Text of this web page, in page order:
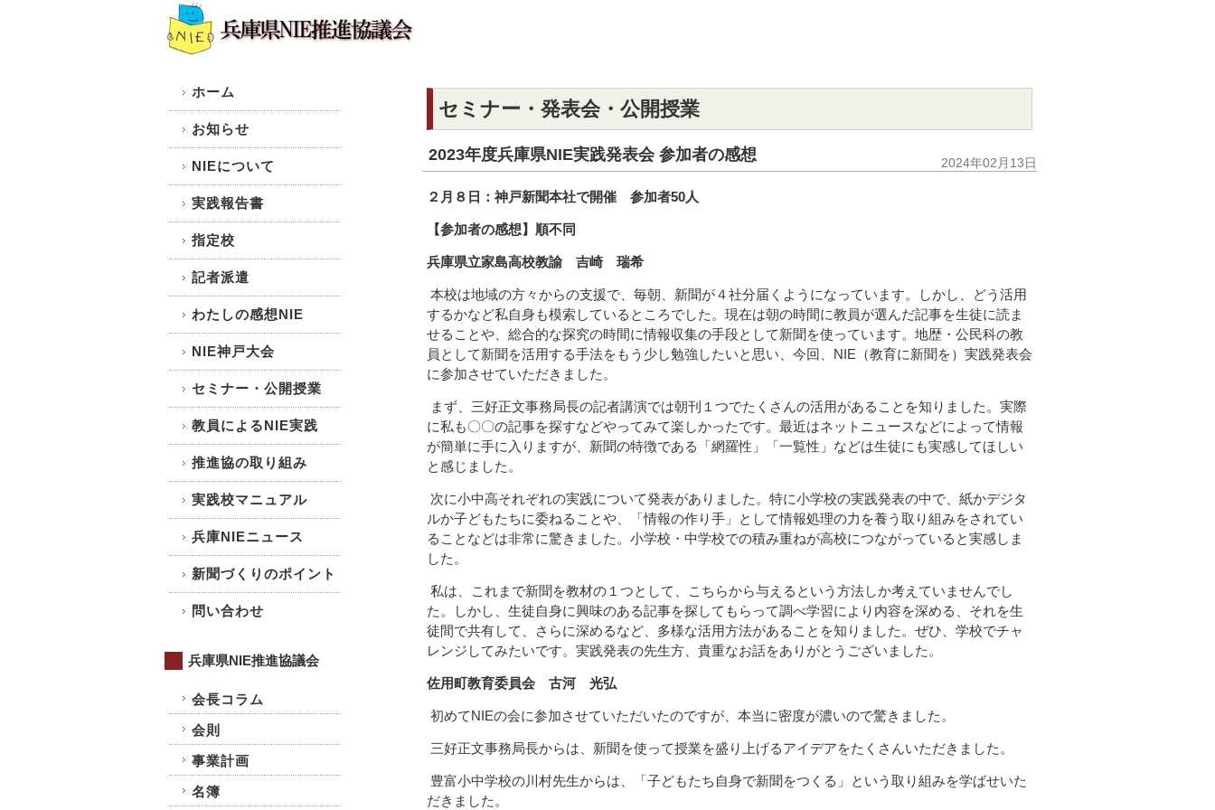
ホーム
お知らせ
NIEについて
実践報告書
指定校
記者派遣
わたしの感想NIE
NIE神戸大会
セミナー・公開授業
教員によるNIE実践
推進協の取り組み
実践校マニュアル
兵庫NIEニュース
新聞づくりのポイント
問い合わせ
兵庫県NIE推進協議会
会長コラム
会則
事業計画
名簿
セミナー・発表会・公開授業
2023年度兵庫県NIE実践発表会 参加者の感想 2024年02月13日
２月８日：神戸新聞本社で開催 参加者50人
【参加者の感想】順不同
兵庫県立家島高校教諭 吉崎 瑞希
本校は地域の方々からの支援で、毎朝、新聞が４社分届くようになっています。しかし、どう活用
するかなど私自身も模索しているところでした。現在は朝の時間に教員が選んだ記事を生徒に読ま
せることや、総合的な探究の時間に情報収集の手段として新聞を使っています。地歴・公民科の教
員として新聞を活用する手法をもう少し勉強したいと思い、今回、NIE（教育に新聞を）実践発表会
に参加させていただきました。
まず、三好正文事務局長の記者講演では朝刊１つでたくさんの活用があることを知りました。実際
に私も〇〇の記事を探すなどやってみて楽しかったです。最近はネットニュースなどによって情報
が簡単に手に入りますが、新聞の特徴である「網羅性」「一覧性」などは生徒にも実感してほしい
と感じました。
次に小中高それぞれの実践について発表がありました。特に小学校の実践発表の中で、紙かデジタ
ルか子どもたちに委ねることや、「情報の作り手」として情報処理の力を養う取り組みをされてい
ることなどは非常に驚きました。小学校・中学校での積み重ねが高校につながっていると実感しま
した。
私は、これまで新聞を教材の１つとして、こちらから与えるという方法しか考えていませんでし
た。しかし、生徒自身に興味のある記事を探してもらって調べ学習により内容を深める、それを生
徒間で共有して、さらに深めるなど、多様な活用方法があることを知りました。ぜひ、学校でチャ
レンジしてみたいです。実践発表の先生方、貴重なお話をありがとうございました。
佐用町教育委員会 古河 光弘
初めてNIEの会に参加させていただいたのですが、本当に密度が濃いので驚きました。
三好正文事務局長からは、新聞を使って授業を盛り上げるアイデアをたくさんいただきました。
豊富小中学校の川村先生からは、「子どもたち自身で新聞をつくる」という取り組みを学ばせいた
だきました。